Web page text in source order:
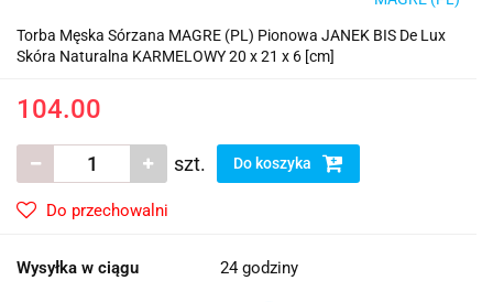
Torba Męska Sórzana MAGRE (PL) Pionowa JANEK BIS De Lux
Skóra Naturalna KARMELOWY 20 x 21 x 6 [cm]
104.00
szt. Do koszyka
Do przechowalni
Wysyłka w ciągu 24 godziny